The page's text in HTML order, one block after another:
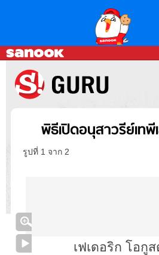
พิธีเปิดอนุสาวรีย์เท
รูปที่ 1 จาก 2
เฟเดอริก โอกู